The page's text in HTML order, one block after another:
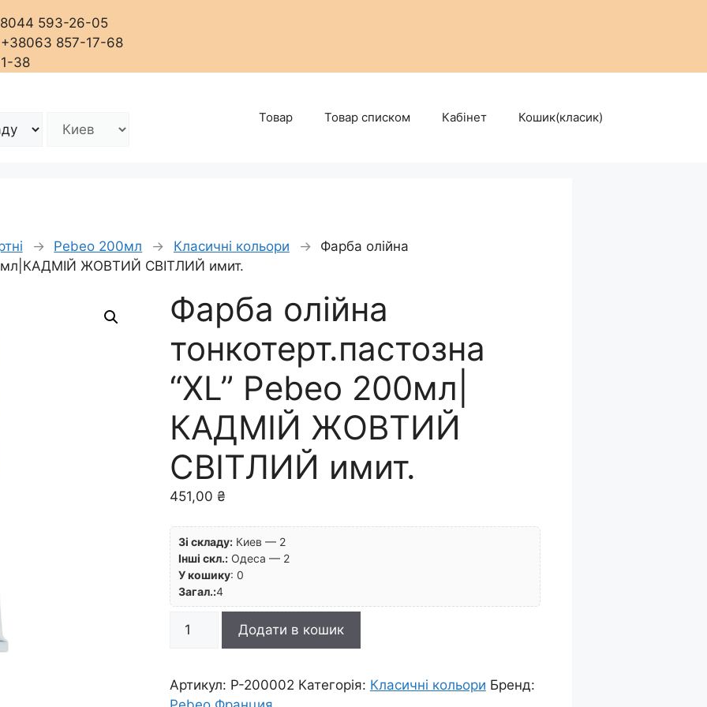
593-26-05
857-17-68
38
Товар Товар списком Кабінет Кошик(класик)
→ Pebeo 200мл → Класичні кольори →
Фарба олійна
ЖОВТИЙ СВІТЛИЙ имит.
Фарба олійна
тонкотерт.пастозна
“XL” Pebeo 200мл|
КАДМІЙ ЖОВТИЙ
СВІТЛИЙ имит.
451,00 ₴
Зі складу: Киев — 2
Інші скл.:Одеса — 2
У кошику: 0
Загал.:4
Фарба
"XL"
Pebeo
Додати в кошик
Артикул: P-200002 Категорія: Класичні кольори Бренд: